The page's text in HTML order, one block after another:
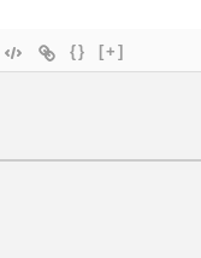
{} [+]